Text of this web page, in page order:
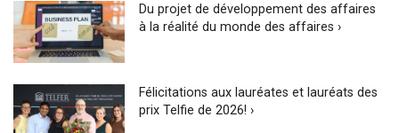
Du projet de développement des affaires
à la réalité du monde des affaires ›
Félicitations aux lauréates et lauréats des
prix Telfie de 2026! ›